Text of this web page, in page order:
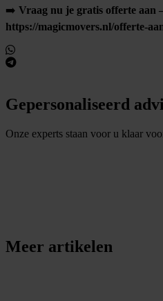
➡️ Vraag nu je gratis offerte aan
https://magicmovers.nl/offerte-
Gepersonaliseerd
Onze experts staan voor u klaar
Meer artikelen